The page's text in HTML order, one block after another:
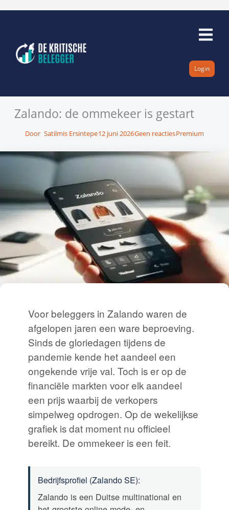
inhoud
Login
Zalando: de ommekeer is gestart
Door Satilmis Ersintepe12 juni 2026Geen reactiesPremium
Voor beleggers in Zalando waren de
afgelopen jaren een ware beproeving.
Sinds de gloriedagen tijdens de
pandemie kende het aandeel een
ongekende vrije val. Toch is er op de
financiële markten voor elk aandeel
een prijs waarbij de verkopers
simpelweg opdrogen. Op de wekelijkse
grafiek is dat moment nu officieel
bereikt. De ommekeer is een feit.
Bedrijfsprofiel (Zalando SE):
Zalando is een Duitse multinational en